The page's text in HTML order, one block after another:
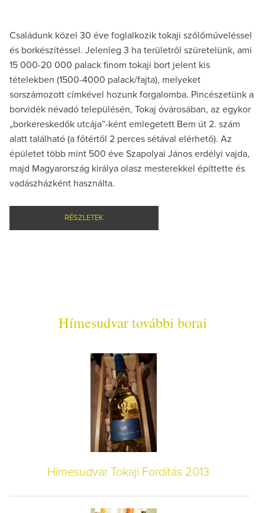
Családunk közel 30 éve foglalkozik tokaji szőlőműveléssel
és borkészítéssel. Jelenleg 3 ha területről szüretelünk, ami
15 000-20 000 palack finom tokaji bort jelent kis
tételekben (1500-4000 palack/fajta), melyeket
sorszámozott címkével hozunk forgalomba. Pincészetünk a
borvidék névadó településén, Tokaj óvárosában, az egykor
„borkereskedők utcája”-ként emlegetett Bem út 2. szám
alatt található (a főtértől 2 perces sétával elérhető). Az
épületet több mint 500 éve Szapolyai János erdélyi vajda,
majd Magyarország királya olasz mesterekkel építtette és
vadászházként használta.
RÉSZLETEK
Hímesudvar további borai
Hímesudvar Tokaji Fordítás 2013